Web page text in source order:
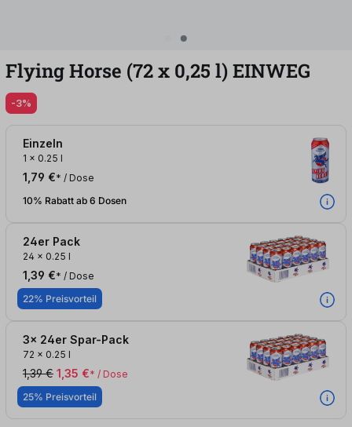
Flying Horse (72x 0,25 l)EINWEG
-3%
Einzeln
1 x 0.25 l
1,79 €* / Dose
10% Rabatt ab 6 Dosen
24er Pack
24 x 0.25 l
1,39 €* / Dose
22% Preisvorteil
3x 24er Spar-Pack
72 x 0.25 l
1,39 € 1,35 €* / Dose
25% Preisvorteil